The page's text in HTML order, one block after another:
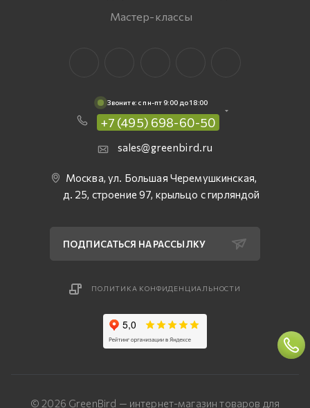
Мастер-классы
Звоните: c пн-пт 9:00 до 18:00
+7 (495) 698-60-50
sales@greenbird.ru
Москва, ул. Большая Черемушкинская,
д. 25, строение 97, крыльцо с гирляндой
ПОДПИСАТЬСЯ НА РАССЫЛКУ
ПОЛИТИКА КОНФИДЕНЦИАЛЬНОСТИ
© 2026 GreenBird — интернет-магазин товаров для